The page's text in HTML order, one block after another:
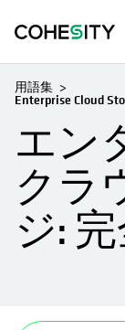
用語集
Enterprise Cloud
エン
クラ
ジ: